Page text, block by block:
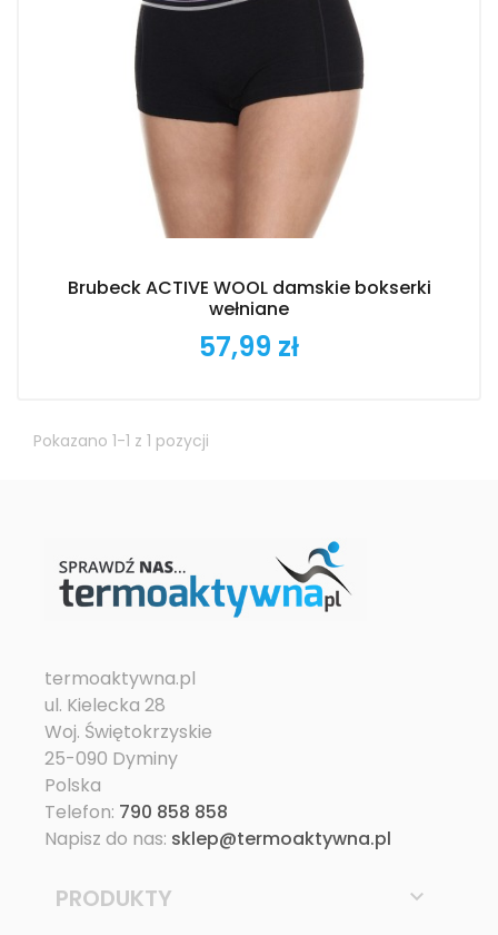
Brubeck ACTIVE WOOL damskie bokserki
wełniane
Cena
57,99 zł
Pokazano 1-1 z 1 pozycji
termoaktywna.pl
ul. Kielecka 28
Woj. Świętokrzyskie
25-090 Dyminy
Polska
Telefon: 790 858 858
Napisz do nas: sklep@termoaktywna.pl
PRODUKTY 